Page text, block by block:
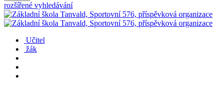
rozšířené vyhledávání
Učitel
žák